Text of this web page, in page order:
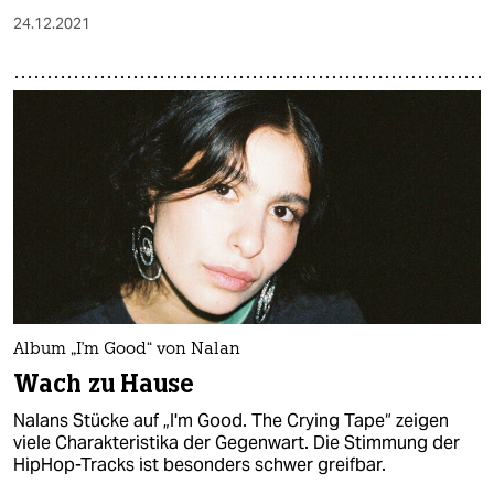
24.12.2021
Album „I'm Good“ von Nalan
Wach zu Hause
Nalans Stücke auf „I'm Good. The Crying Tape“ zeigen
viele Charakteristika der Gegenwart. Die Stimmung der
HipHop-Tracks ist besonders schwer greifbar.